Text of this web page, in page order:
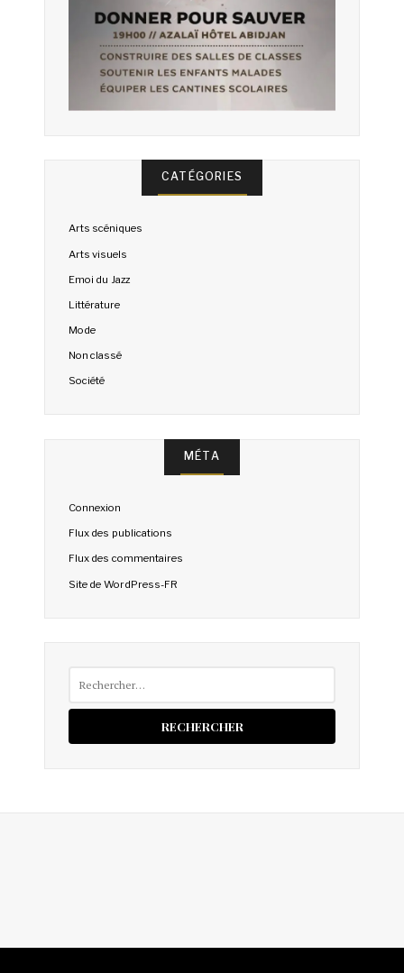
CATÉGORIES
Arts scéniques
Arts visuels
Emoi du Jazz
Littérature
Mode
Non classé
Société
MÉTA
Connexion
Flux des publications
Flux des commentaires
Site de WordPress-FR